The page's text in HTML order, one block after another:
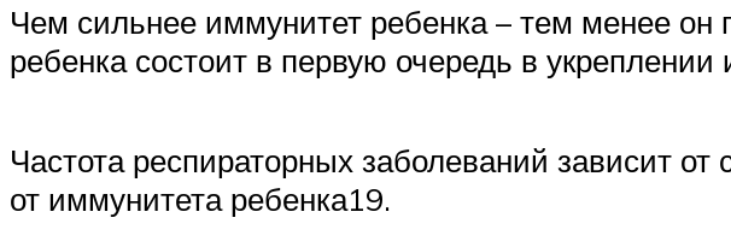
Чем сильнее иммунитет ребенка – тем менее он
ребенка состоит в первую очередь в
Частота респираторных заболеваний зависит
от иммунитета ребенка19.